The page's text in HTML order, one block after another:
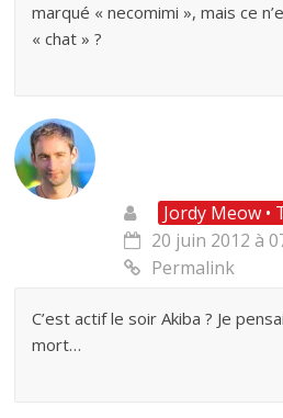
marqué « necomimi », mais ce
« chat » ?
Jordy Meow
20 juin 2012 à
Permalink
C’est actif le soir Akiba ? Je
mort…